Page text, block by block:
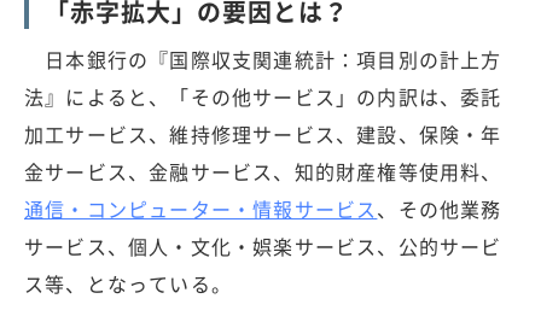
「赤字拡大」の要因とは？
日本銀行の『国際収支関連統計：項目別の計上方
法』によると、「その他サービス」の内訳は、委託
加工サービス、維持修理サービス、建設、保険・年
金サービス、金融サービス、知的財産権等使用料、
通信・コンピューター・情報サービス、その他業務
サービス、個人・文化・娯楽サービス、公的サービ
ス等、となっている。